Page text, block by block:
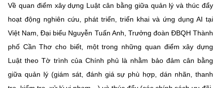
Về quan điểm xây dựng Luật cân bằng giữa quản lý và thúc đẩy
hoạt động nghiên cứu, phát triển, triển khai và ứng dụng AI tại
Việt Nam, Đại biểu Nguyễn Tuấn Anh, Trưởng đoàn ĐBQH Thành
phố Cần Thơ cho biết, một trong những quan điểm xây dựng
Luật theo Tờ trình của Chính phủ là nhằm bảo đảm cân bằng
giữa quản lý (giám sát, đánh giá sự phù hợp, dán nhãn, thanh